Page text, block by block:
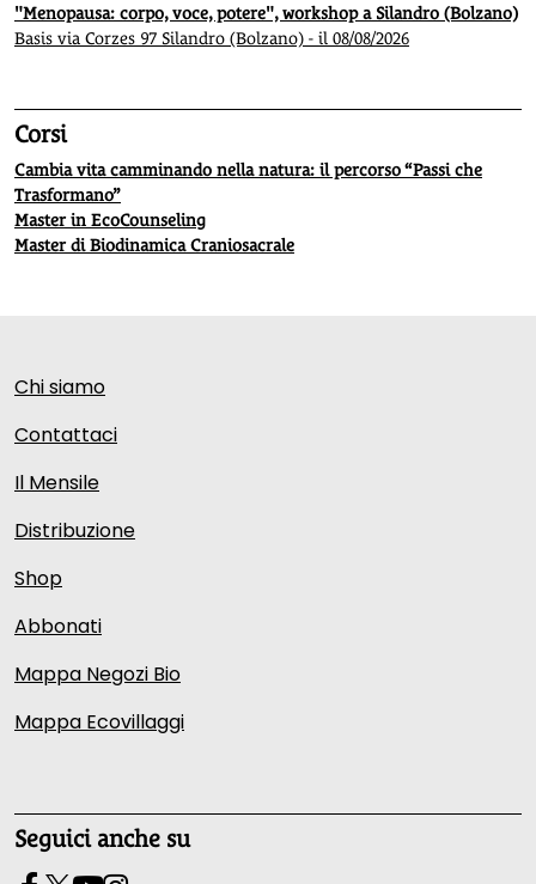
"Menopausa: corpo, voce, potere", workshop a Silandro (Bolzano)
Basis via Corzes 97 Silandro (Bolzano) - il 08/08/2026
Corsi
Cambia vita camminando nella natura: il percorso “Passi che
Trasformano”
Master in EcoCounseling
Master di Biodinamica Craniosacrale
Chi siamo
Contattaci
Il Mensile
Distribuzione
Shop
Abbonati
Mappa Negozi Bio
Mappa Ecovillaggi
Seguici anche su